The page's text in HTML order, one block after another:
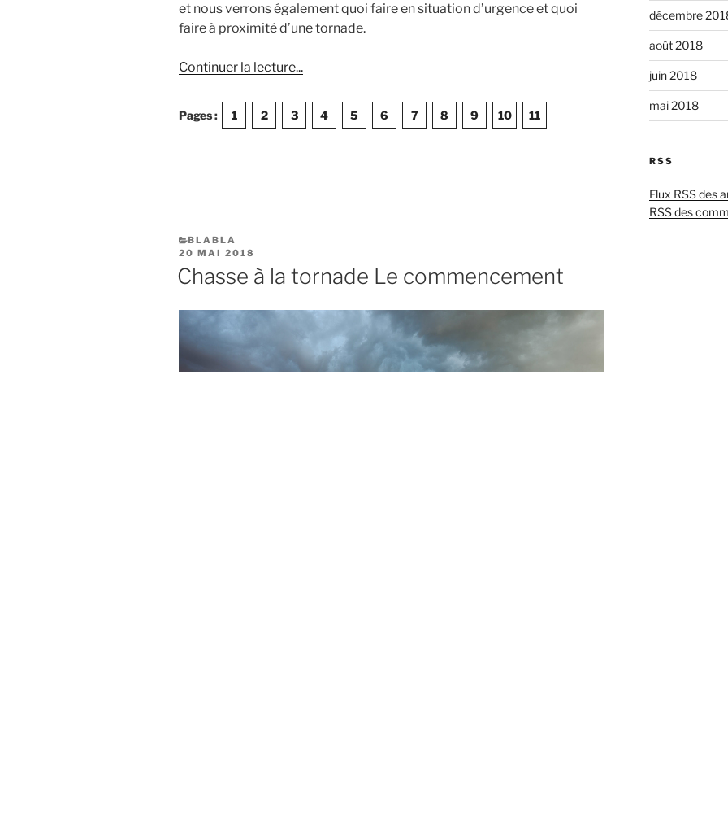
et nous verrons également quoi faire en situation d’urgence et quoi
faire à proximité d’une tornade.
Continuer la lecturede
et
règles
...
Pages : 1 2 3 4 5 6 7 8 9 10 11
CATÉGORIES
BLABLA
PUBLIÉ
LE
20 MAI 2018
Chasse à la tornade Le commencement
décembre
août 2018
juin 2018
mai 2018
RSS
Flux RSS des
RSS des